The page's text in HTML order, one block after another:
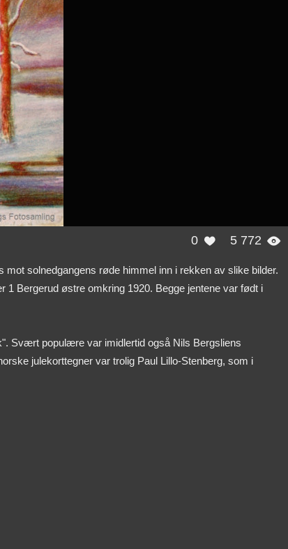
0  5 772 
solnedgangens røde himmel inn i rekken av slike bilder.
Bergerud østre omkring 1920. Begge jentene var født i
Svært populære var imidlertid også Nils Bergsliens
julekorttegner var trolig Paul Lillo-Stenberg, som i